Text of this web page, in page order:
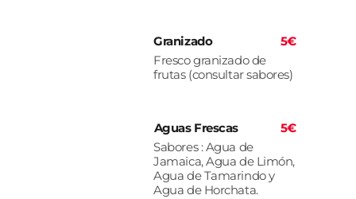
Granizado
5€
Fresco granizado de
frutas (consultar sabores)
Aguas Frescas
5€
Sabores : Agua de
Jamaica, Agua de Limón,
Agua de Tamarindo y
Agua de Horchata.